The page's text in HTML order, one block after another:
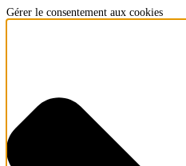
Gérer le consentement aux cookies